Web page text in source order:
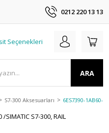
0212 220 13 13
ARA
S7-300 Aksesuarları 6ES7390-1AB60-